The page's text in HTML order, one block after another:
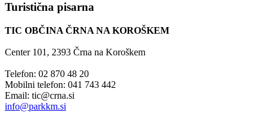
Turistična pisarna
TIC OBČINA ČRNA NA KOROŠKEM
Center 101, 2393 Črna na Koroškem
Telefon: 02 870 48 20
Mobilni telefon: 041 743 442
Email: tic@crna.si
info@parkkm.si